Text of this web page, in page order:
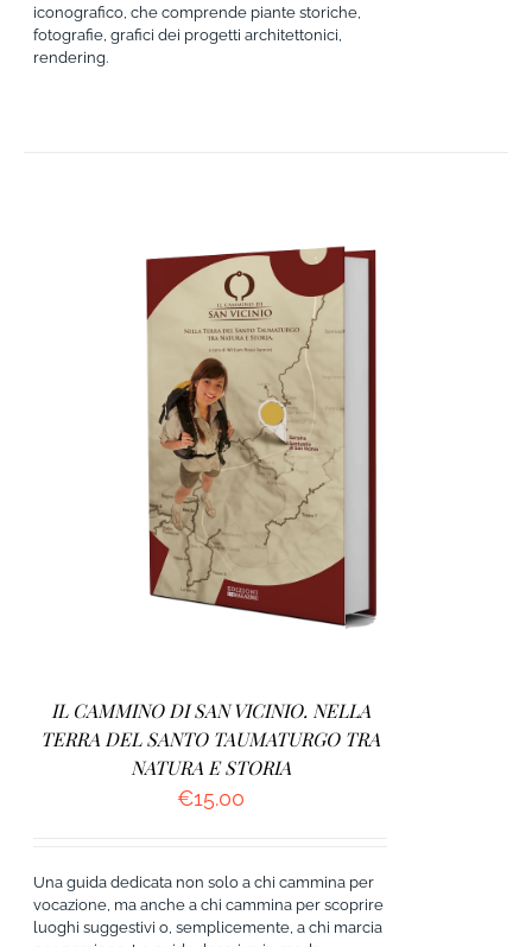
iconografico, che comprende piante storiche,
fotografie, grafici dei progetti architettonici,
rendering.
AGGIUNGI AL CARRELLO /
IL CAMMINO DI SAN VICINIO. NELLA
TERRA DEL SANTO TAUMATURGO TRA
NATURA E STORIA
€15.00
Una guida dedicata non solo a chi cammina per
vocazione, ma anche a chi cammina per scoprire
luoghi suggestivi o, semplicemente, a chi marcia